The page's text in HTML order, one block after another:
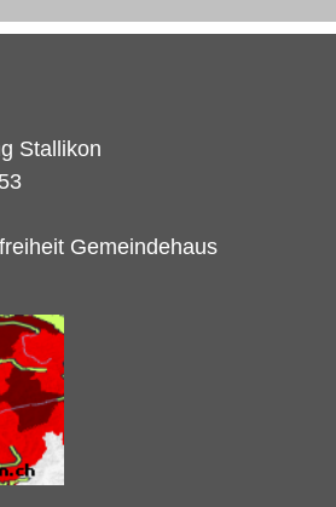
Stallikon
Gemeindehaus